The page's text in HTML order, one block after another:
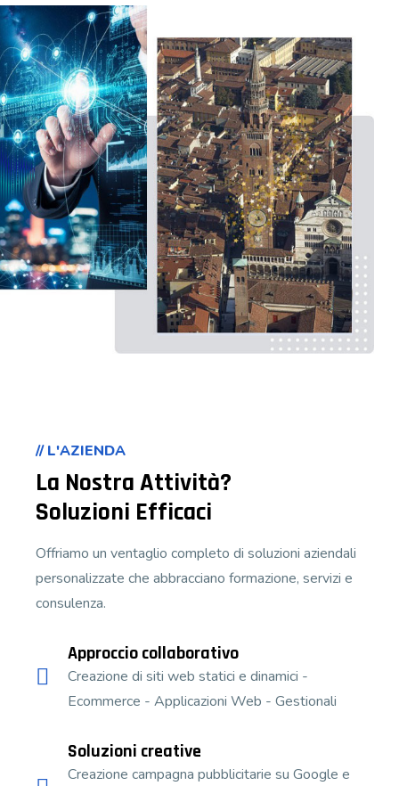
// L'AZIENDA
La Nostra Attività?
Soluzioni Efficaci
Offriamo un ventaglio completo di soluzioni aziendali
personalizzate che abbracciano formazione, servizi e
consulenza.
Approccio collaborativo
Creazione di siti web statici e dinamici -
Ecommerce - Applicazioni Web - Gestionali
Soluzioni creative
Creazione campagna pubblicitarie su Google e